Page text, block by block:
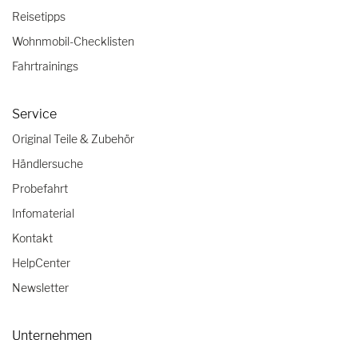
Reisetipps
Wohnmobil-Checklisten
Fahrtrainings
Service
Original Teile & Zubehör
Händlersuche
Probefahrt
Infomaterial
Kontakt
HelpCenter
Newsletter
Unternehmen